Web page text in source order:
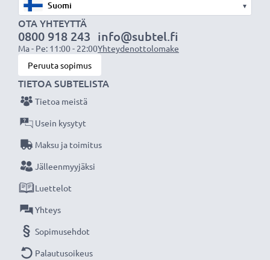
Vaihtoparisto tai varakappale – Varta tarjoaa
luotettavan ja pitkäkestoisen suorituskyvyn. Tilaa
nyt – nopea toimitus ja 3 vuoden takuu!
▾
OTA YHTEYTTÄ
0800 918 243
Ma - Pe: 11:00 - 22:00
info@subtel.fi
Yhteydenottolomake
Peruuta sopimus
TIETOA SUBTELISTA
Tietoa meistä
Usein kysytyt
Maksu ja toimitus
Jälleenmyyjäksi
Luettelot
Yhteys
Sopimusehdot
Palautusoikeus